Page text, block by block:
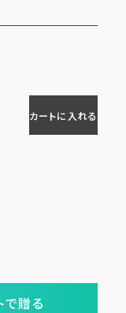
カートに入れる
贈る